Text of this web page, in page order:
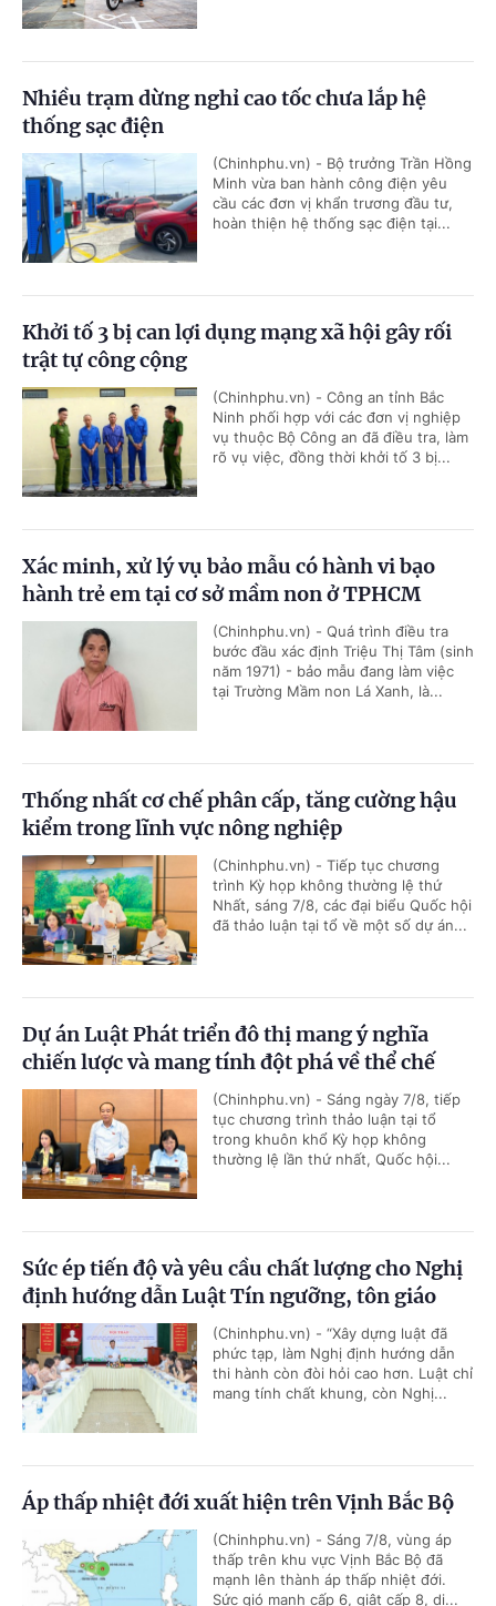
Nhiều trạm dừng nghỉ cao tốc chưa lắp hệ
thống sạc điện
(Chinhphu.vn) - Bộ trưởng Trần Hồng
Minh vừa ban hành công điện yêu
cầu các đơn vị khẩn trương đầu tư,
hoàn thiện hệ thống sạc điện tại...
Khởi tố 3 bị can lợi dụng mạng xã hội gây rối
trật tự công cộng
(Chinhphu.vn) - Công an tỉnh Bắc
Ninh phối hợp với các đơn vị nghiệp
vụ thuộc Bộ Công an đã điều tra, làm
rõ vụ việc, đồng thời khởi tố 3 bị...
Xác minh, xử lý vụ bảo mẫu có hành vi bạo
hành trẻ em tại cơ sở mầm non ở TPHCM
(Chinhphu.vn) - Quá trình điều tra
bước đầu xác định Triệu Thị Tâm (sinh
năm 1971) - bảo mẫu đang làm việc
tại Trường Mầm non Lá Xanh, là...
Thống nhất cơ chế phân cấp, tăng cường hậu
kiểm trong lĩnh vực nông nghiệp
(Chinhphu.vn) - Tiếp tục chương
trình Kỳ họp không thường lệ thứ
Nhất, sáng 7/8, các đại biểu Quốc hội
đã thảo luận tại tổ về một số dự án...
Dự án Luật Phát triển đô thị mang ý nghĩa
chiến lược và mang tính đột phá về thể chế
(Chinhphu.vn) - Sáng ngày 7/8, tiếp
tục chương trình thảo luận tại tổ
trong khuôn khổ Kỳ họp không
thường lệ lần thứ nhất, Quốc hội...
Sức ép tiến độ và yêu cầu chất lượng cho Nghị
định hướng dẫn Luật Tín ngưỡng, tôn giáo
(Chinhphu.vn) - “Xây dựng luật đã
phức tạp, làm Nghị định hướng dẫn
thi hành còn đòi hỏi cao hơn. Luật chỉ
mang tính chất khung, còn Nghị...
Áp thấp nhiệt đới xuất hiện trên Vịnh Bắc Bộ
(Chinhphu.vn) - Sáng 7/8, vùng áp
thấp trên khu vực Vịnh Bắc Bộ đã
mạnh lên thành áp thấp nhiệt đới.
Sức gió mạnh cấp 6, giật cấp 8, di...